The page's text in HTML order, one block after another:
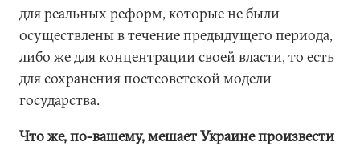
для реальных реформ, которые не были
осуществлены в течение предыдущего периода,
либо же для концентрации своей власти, то есть
для сохранения постсоветской модели
государства.
Что же, по-вашему, мешает Украине произвести